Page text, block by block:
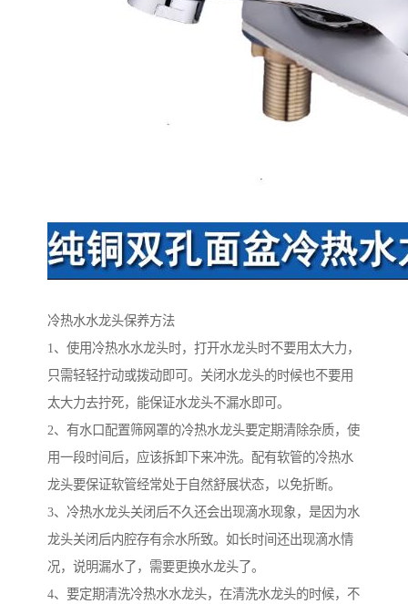
冷热水水龙头保养方法
1、使用冷热水水龙头时，打开水龙头时不要用太大力，
只需轻轻拧动或拨动即可。关闭水龙头的时候也不要用
太大力去拧死，能保证水龙头不漏水即可。
2、有水口配置筛网罩的冷热水龙头要定期清除杂质，使
用一段时间后，应该拆卸下来冲洗。配有软管的冷热水
龙头要保证软管经常处于自然舒展状态，以免折断。
3、冷热水龙头关闭后不久还会出现滴水现象，是因为水
龙头关闭后内腔存有佘水所致。如长时间还出现滴水情
况，说明漏水了，需要更换水龙头了。
4、要定期清洗冷热水水龙头，在清洗水龙头的时候，不